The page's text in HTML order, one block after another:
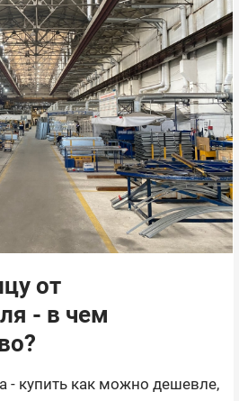
от
- в чем
- купить как можно дешевле,